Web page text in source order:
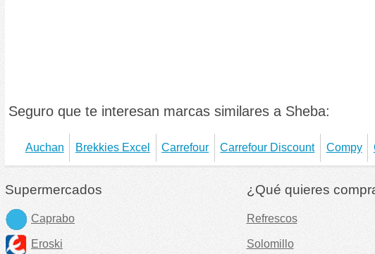
Seguro que te interesan marcas similares a Sheba:
Auchan Brekkies Excel Carrefour Carrefour Discount Compy
Supermercados
Caprabo
Eroski
¿Qué quieres
Refrescos
Solomillo